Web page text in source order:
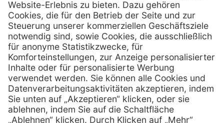
Henry Schein Medical GmbH
Alt-Moabit 96 b
D-10559 Berlin
Telefon: 0800 - 888 777 6
Telefax: 0800 - 888 777 8
E-Mail: info @ henryschein-med.de
Services Hilfe